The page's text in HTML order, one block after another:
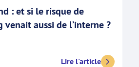
: et si le risque de
venait aussi de l’interne ?
Lire l'article